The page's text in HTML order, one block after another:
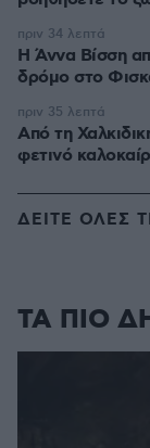
Η Άννα Βίσση
δρόμο στο
πριν 34 λεπτά
Από τη
φετινό
πριν 35 λεπτά
ΔΕΙΤΕ ΟΛΕΣ
ΤΑ ΠΙΟ